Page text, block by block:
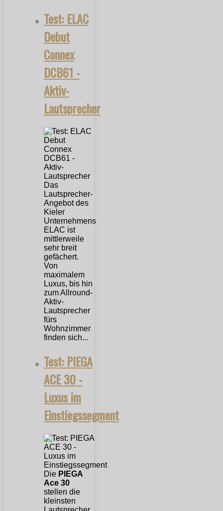
Test: ELAC
Debut
Connex
DCB61 -
Aktiv-
Lautsprecher
Das
Lautsprecher-
Angebot des
Kieler
Unternehmens
ELAC ist
mittlerweile
sehr breit
gefächert.
Von
maximalem
Luxus, bis hin
zum Allround-
Aktiv-
Lautsprecher
fürs
Wohnzimmer
finden sich...
Test: PIEGA
ACE 30 -
Luxus im
Einstiegssegment
Die PIEGA
Ace 30
stellen die
kleinsten